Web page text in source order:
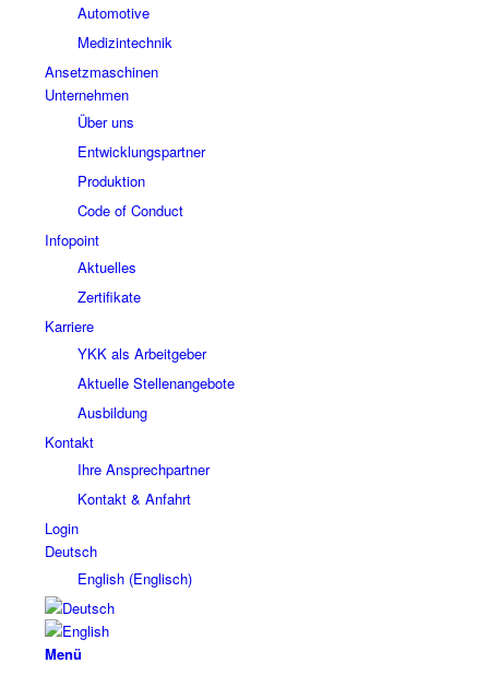
Automotive
Medizintechnik
Ansetzmaschinen
Unternehmen
Über uns
Entwicklungspartner
Produktion
Code of Conduct
Infopoint
Aktuelles
Zertifikate
Karriere
YKK als Arbeitgeber
Aktuelle Stellenangebote
Ausbildung
Kontakt
Ihre Ansprechpartner
Kontakt & Anfahrt
Login
Deutsch
English(Englisch)
Menü